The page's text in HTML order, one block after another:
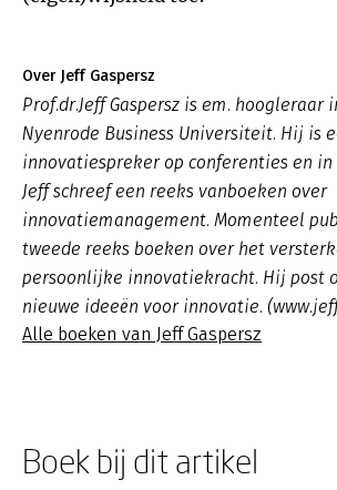
Over Jeff Gaspersz
Prof.dr.Jeff Gaspersz is em. hoogleraar
Nyenrode Business Universiteit. Hij is
innovatiespreker op conferenties en in
Jeff schreef een reeks vanboeken over
innovatiemanagement. Momenteel
tweede reeks boeken over het
persoonlijke innovatiekracht. Hij post
nieuwe ideeën voor innovatie.
Alle boeken van Jeff Gaspersz
Boek bij dit artikel